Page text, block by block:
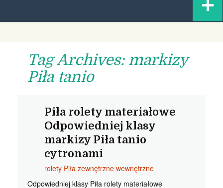
content
Tag Archives: markizy
Piła tanio
Piła rolety materiałowe
Odpowiedniej klasy
markizy Piła tanio
cytronami
rolety Piła zewnętrzne wewnętrzne
Odpowiedniej klasy Piła rolety materiałowe